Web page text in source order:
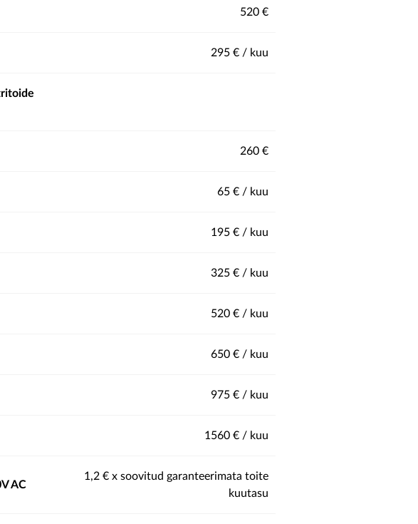
520 €
295 € / kuu
260 €
65 € / kuu
195 € / kuu
325 € / kuu
520 € / kuu
650 € / kuu
975 € / kuu
1560 € / kuu
AC
1,2 € x soovitud garanteerimata toite
kuutasu